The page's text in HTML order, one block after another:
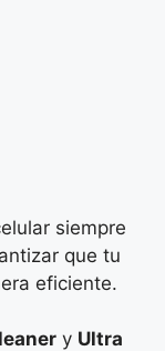
siempre
que tu
eficiente.
y Ultra